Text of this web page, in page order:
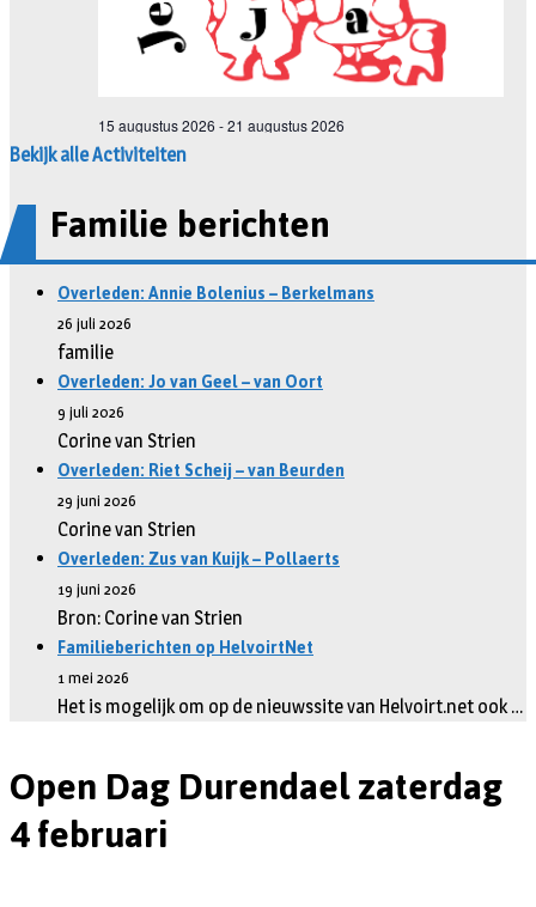
Bekijk alle Activiteiten
Familie berichten
Overleden: Annie Bolenius – Berkelmans
26 juli 2026
familie
Overleden: Jo van Geel – van Oort
9 juli 2026
Corine van Strien
Overleden: Riet Scheij – van Beurden
29 juni 2026
Corine van Strien
Overleden: Zus van Kuijk – Pollaerts
19 juni 2026
Bron: Corine van Strien
Familieberichten op HelvoirtNet
1 mei 2026
Het is mogelijk om op de nieuwssite van Helvoirt.net ook …
Open Dag Durendael zaterdag
4 februari